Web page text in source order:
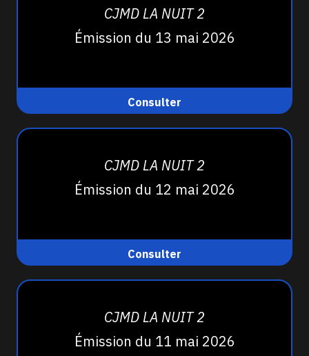
CJMD LA NUIT 2
Émission du 13 mai 2026
Consulter
CJMD LA NUIT 2
Émission du 12 mai 2026
Consulter
CJMD LA NUIT 2
Émission du 11 mai 2026